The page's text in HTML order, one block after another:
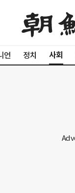
언 정치 사회